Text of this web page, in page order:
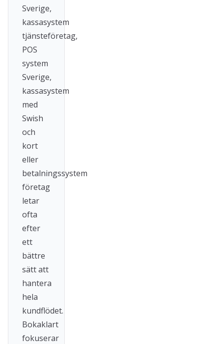
Sverige,
kassasystem
tjänsteföretag,
POS
system
Sverige,
kassasystem
med
Swish
och
kort
eller
betalningssystem
företag
letar
ofta
efter
ett
bättre
sätt att
hantera
hela
kundflödet.
Bokaklart
fokuserar